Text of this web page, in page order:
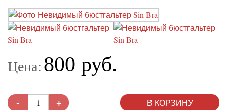
Цена: 800 руб.
- + В КОРЗИНУ